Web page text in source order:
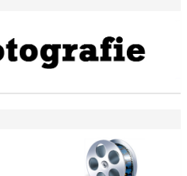
le nostre specificità"